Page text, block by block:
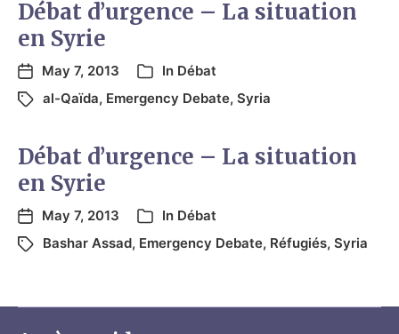
Débat d’urgence – La situation
en Syrie
May 7, 2013 In Débat
al-Qaïda, Emergency Debate, Syria
Débat d’urgence – La situation
en Syrie
May 7, 2013 In Débat
Bashar Assad, Emergency Debate, Réfugiés, Syria